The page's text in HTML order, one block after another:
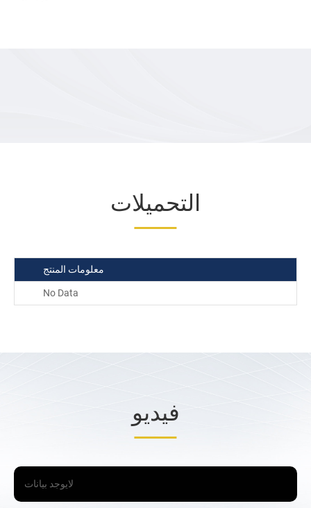
التحميلات
معلومات المنتج
No Data
فيديو
لايوجد بيانات